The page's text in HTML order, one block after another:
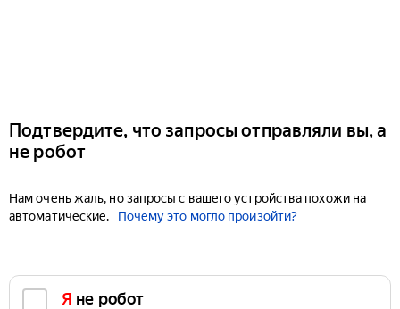
Подтвердите, что запросы отправляли вы, а
не робот
Нам очень жаль, но запросы с вашего устройства похожи на
автоматические.
Почему это могло произойти?
Я не робот